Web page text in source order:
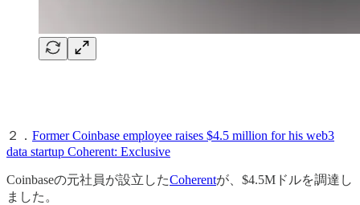
２． Former Coinbase employee raises $4.5 million for his web3
data startup Coherent: Exclusive
Coinbaseの元社員が設立したCoherentが、$4.5Mドルを調達し
ました。